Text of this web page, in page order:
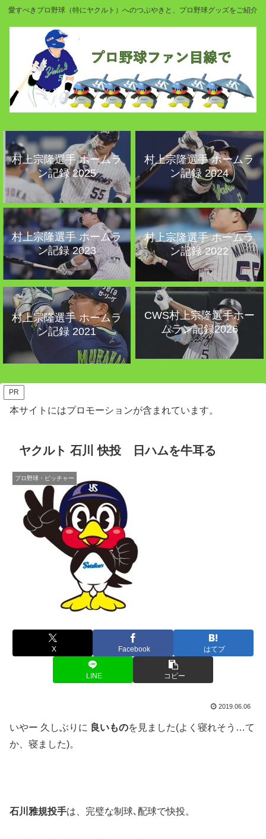
愛すべきプロ野球（特にヤクルト）へのつぶやきと、プロ野球グッズをご紹介
村上宗隆選手 ホームラ
ン記録 2025
村上宗隆選手 ホームラ
ン記録 2024
村上宗隆選手 ホームラ
ン記録 2023
村上宗隆選手 ホームラ
ン記録 2022
村上宗隆選手 ホームラ
ン記録 2021
CWS村上宗隆選手ホー
ムラン記録2026
PR
本サイトにはプロモーションが含まれています。
ヤクルト 石川 快投 日ハムを牛耳る
プロ野球・ピッチャー
X Facebook はてブ
LINE コピー
2019.06.06
いやー 久しぶりに 良いものを見ました(よく寝れそう…て
か、寝ました)。
石川雅規投手は、完璧な制球､配球で快投。